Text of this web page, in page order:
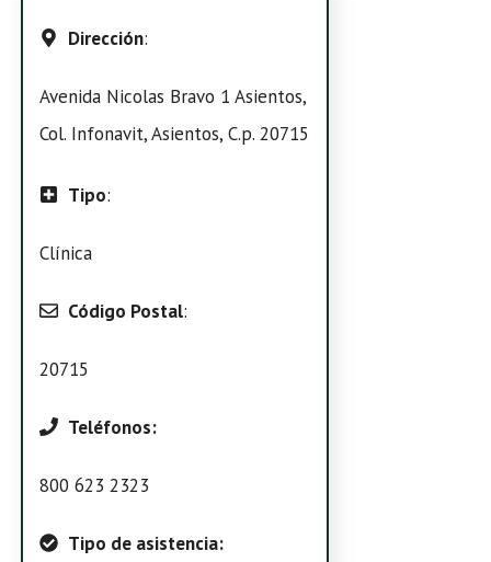
Dirección:
Avenida Nicolas Bravo 1 Asientos,
Col. Infonavit, Asientos, C.p. 20715
Tipo:
Clínica
Código Postal:
20715
Teléfonos:
800 623 2323
Tipo de asistencia: